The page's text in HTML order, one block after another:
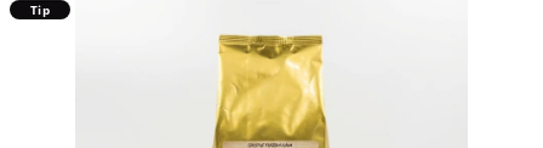
Tip